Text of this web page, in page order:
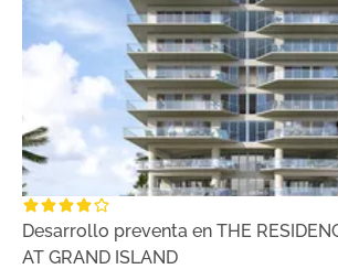
Desarrollo preventa en THE
AT GRAND ISLAND